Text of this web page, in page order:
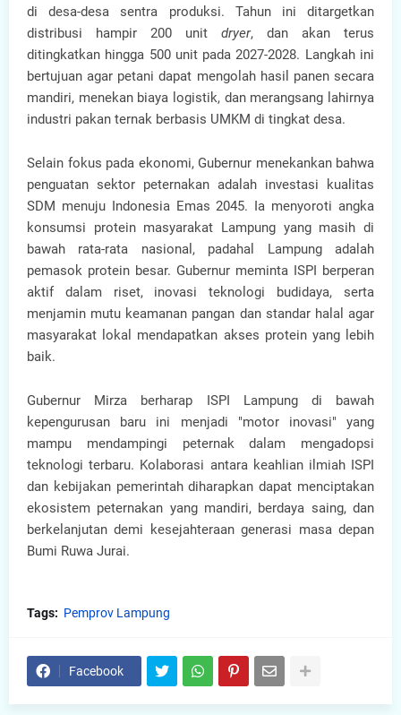
di desa-desa sentra produksi. Tahun ini ditargetkan
distribusi hampir 200 unit dryer, dan akan terus
ditingkatkan hingga 500 unit pada 2027-2028. Langkah ini
bertujuan agar petani dapat mengolah hasil panen secara
mandiri, menekan biaya logistik, dan merangsang lahirnya
industri pakan ternak berbasis UMKM di tingkat desa.
Selain fokus pada ekonomi, Gubernur menekankan bahwa
penguatan sektor peternakan adalah investasi kualitas
SDM menuju Indonesia Emas 2045. Ia menyoroti angka
konsumsi protein masyarakat Lampung yang masih di
bawah rata-rata nasional, padahal Lampung adalah
pemasok protein besar. Gubernur meminta ISPI berperan
aktif dalam riset, inovasi teknologi budidaya, serta
menjamin mutu keamanan pangan dan standar halal agar
masyarakat lokal mendapatkan akses protein yang lebih
baik.
Gubernur Mirza berharap ISPI Lampung di bawah
kepengurusan baru ini menjadi "motor inovasi" yang
mampu mendampingi peternak dalam mengadopsi
teknologi terbaru. Kolaborasi antara keahlian ilmiah ISPI
dan kebijakan pemerintah diharapkan dapat menciptakan
ekosistem peternakan yang mandiri, berdaya saing, dan
berkelanjutan demi kesejahteraan generasi masa depan
Bumi Ruwa Jurai.
Tags: Pemprov Lampung
Facebook